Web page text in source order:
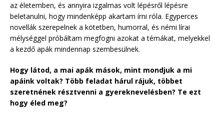
az életemben, és annyira izgalmas volt lépésről lépésre
beletanulni, hogy mindenképp akartam írni róla. Egyperces
novellák szerepelnek a kötetben, humorral, és némi lírai
mélységgel próbáltam megfogni azokat a témákat, melyekkel
a kezdő apák mindennap szembesülnek.
Hogy látod, a mai apák mások, mint mondjuk a mi
apáink voltak? Több feladat hárul rájuk, többet
szeretnének résztvenni a gyereknevelésben? Te ezt
hogy éled meg?